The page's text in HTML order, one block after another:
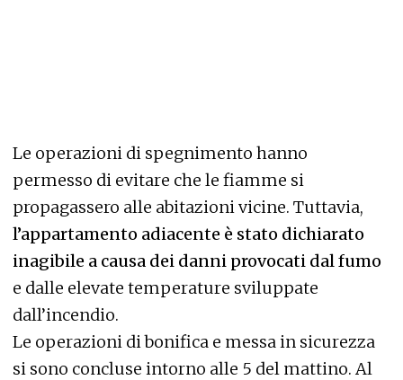
Le operazioni di spegnimento hanno
permesso di evitare che le fiamme si
propagassero alle abitazioni vicine. Tuttavia,
l’appartamento adiacente è stato dichiarato
inagibile a causa dei danni provocati dal fumo
e dalle elevate temperature sviluppate
dall’incendio.
Le operazioni di bonifica e messa in sicurezza
si sono concluse intorno alle 5 del mattino. Al